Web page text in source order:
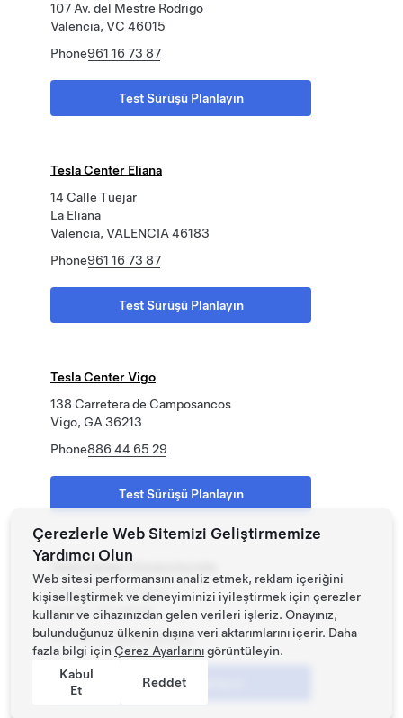
107 Av. del Mestre Rodrigo
Valencia, VC 46015
Phone961 16 73 87
Test Sürüşü Planlayın
Tesla Center Eliana
14 Calle Tuejar
La Eliana
Valencia, VALENCIA 46183
Phone961 16 73 87
Test Sürüşü Planlayın
Tesla Center Vigo
138 Carretera de Camposancos
Vigo, GA 36213
Phone886 44 65 29
Test Sürüşü Planlayın
12 Lugar Bo. Arriandi
Iurreta , PV 48215
Phone+34 946 950 052
Test Sürüşü Planlayın
Çerezlerle Web Sitemizi Geliştirmemize
Yardımcı Olun
Web sitesi performansını analiz etmek, reklam içeriğini
kişiselleştirmek ve deneyiminizi iyileştirmek için çerezler
kullanır ve cihazınızdan gelen verileri işleriz. Onayınız,
bulunduğunuz ülkenin dışına veri aktarımlarını içerir. Daha
fazla bilgi için Çerez Ayarlarınıgörüntüleyin.
Kabul
Et
Reddet